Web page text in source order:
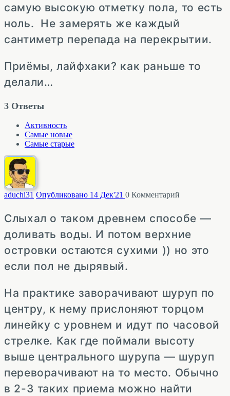
самую высокую отметку пола, то есть
ноль. Не замерять же каждый
сантиметр перепада на перекрытии.
Приёмы, лайфхаки? как раньше то
делали…
3 Ответы
Активность
Самые новые
Самые старые
aduchi31 Опубликовано 14 Дек'21 0 Комментарий
Слыхал о таком древнем способе —
доливать воды. И потом верхние
островки остаются сухими )) но это
если пол не дырявый.
На практике заворачивают шуруп по
центру, к нему прислоняют торцом
линейку с уровнем и идут по часовой
стрелке. Как где поймали высоту
выше центрального шурупа — шуруп
переворачивают на то место. Обычно
в 2-3 таких приема можно найти